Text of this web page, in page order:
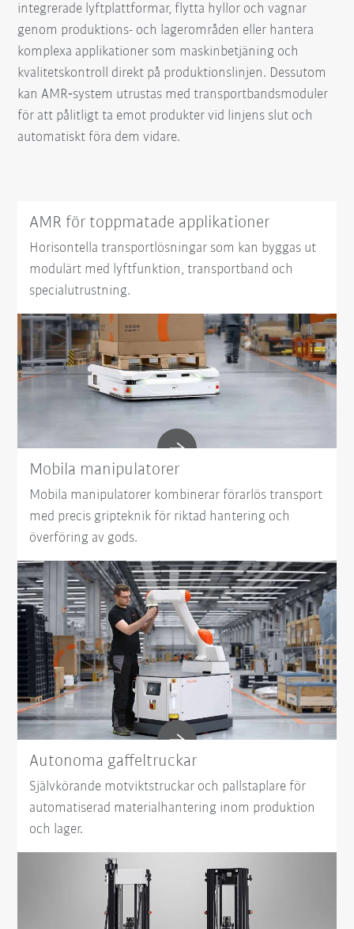
integrerade lyftplattformar, flytta hyllor och vagnar
genom produktions- och lagerområden eller hantera
komplexa applikationer som maskinbetjäning och
kvalitetskontroll direkt på produktionslinjen. Dessutom
kan AMR‑system utrustas med transportbandsmoduler
för att pålitligt ta emot produkter vid linjens slut och
automatiskt föra dem vidare.
AMR för toppmatade applikationer
Horisontella transportlösningar som kan byggas ut
modulärt med lyftfunktion, transportband och
specialutrustning.
Mobila manipulatorer
Mobila manipulatorer kombinerar förarlös transport
med precis gripteknik för riktad hantering och
överföring av gods.
Autonoma gaffeltruckar
Självkörande motviktstruckar och pallstaplare för
automatiserad materialhantering inom produktion
och lager.